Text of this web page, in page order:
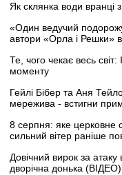
Як склянка води вранці
«Один ведучий
автори «Орла і Решки»
Те, чого чекає весь
моменту
Гейлі Бібер та Аня
мережива - встигни
8 серпня: яке церковне
сильний вітер раніше
Довічний вирок за атаку
дворічна донька (ВІДЕО)